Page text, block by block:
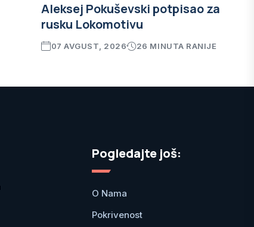
Aleksej Pokuševski potpisao za
rusku Lokomotivu
07 AVGUST, 2026 26 MINUTA RANIJE
Pogledajte još:
O Nama
Pokrivenost